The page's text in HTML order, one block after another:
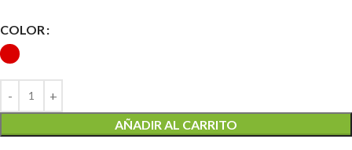
COLOR
AÑADIR AL CARRITO